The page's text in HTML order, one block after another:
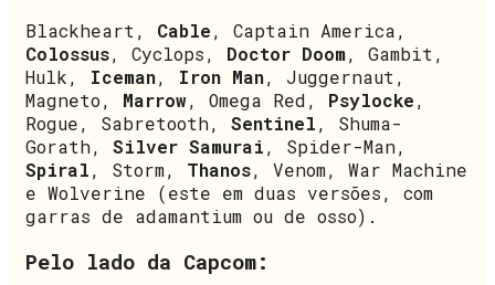
Blackheart, Cable, Captain America,
Colossus, Cyclops, Doctor Doom, Gambit,
Hulk, Iceman, Iron Man, Juggernaut,
Magneto, Marrow, Omega Red, Psylocke,
Rogue, Sabretooth, Sentinel, Shuma-
Gorath, Silver Samurai, Spider-Man,
Spiral, Storm, Thanos, Venom, War Machine
e Wolverine (este em duas versões, com
garras de adamantium ou de osso).
Pelo lado da Capcom: